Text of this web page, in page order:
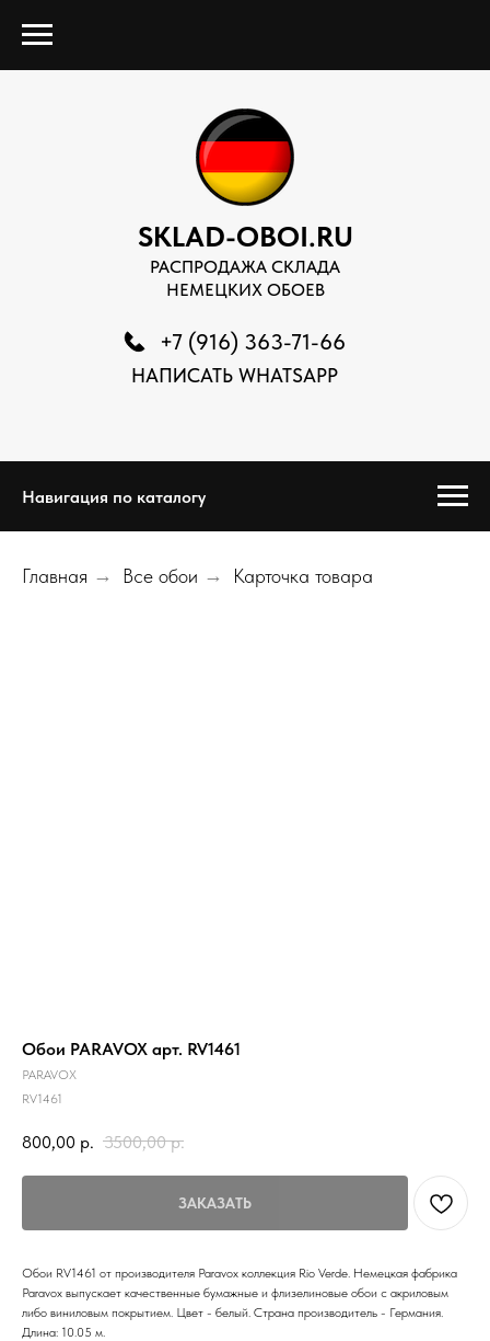
SKLAD-OBOI.RU
РАСПРОДАЖА СКЛАДА
НЕМЕЦКИХ ОБОЕВ
+7 (916) 363-71-66
НАПИСАТЬ WHATSAPP
Навигация по каталогу
Главная → Все обои → Карточка товара
Обои PARAVOX арт. RV1461
PARAVOX
RV1461
800,00 р. 3500,00 р.
ЗАКАЗАТЬ
Обои RV1461 от производителя Paravox коллекция Rio Verde. Немецкая фабрика
Paravox выпускает качественные бумажные и флизелиновые обои с акриловым
либо виниловым покрытием. Цвет - белый. Страна производитель - Германия.
Длина: 10.05 м.